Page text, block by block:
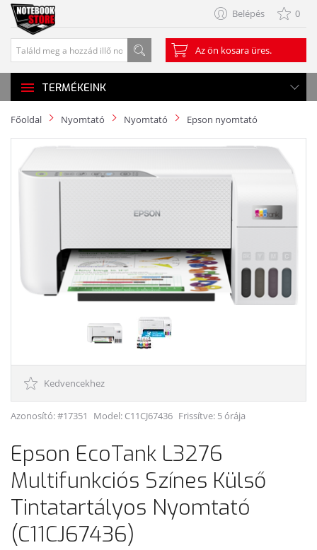
Belépés 0
Az ön kosara üres.
TERMÉKEINK
Főoldal Nyomtató Nyomtató Epson nyomtató
Kedvencekhez
Azonosító: #17351 Model: C11CJ67436 Frissítve: 5 órája
Epson EcoTank L3276
Multifunkciós Színes Külső
Tintatartályos Nyomtató
(C11CJ67436)